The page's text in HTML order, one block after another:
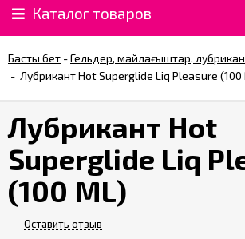
Каталог товаров
Басты бет -Гельдер, майлағыштар,
- Лубрикант Hot Superglide Liq Pleasure (100
Лубрикант Hot
Superglide Liq
(100 ML)
Оставить отзыв